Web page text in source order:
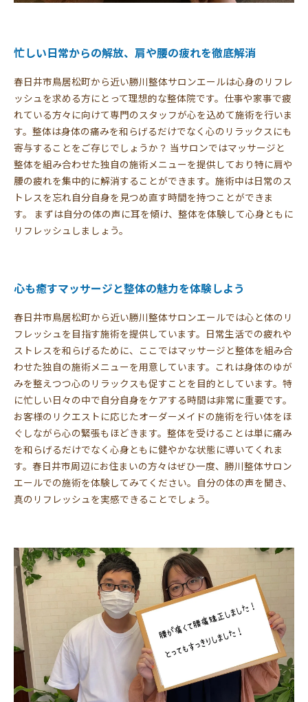
忙しい日常からの解放、肩や腰の疲れを徹底解消
春日井市鳥居松町から近い勝川整体サロンエールは心身のリフレ
ッシュを求める方にとって理想的な整体院です。仕事や家事で疲
れている方々に向けて専門のスタッフが心を込めて施術を行いま
す。整体は身体の痛みを和らげるだけでなく心のリラックスにも
寄与することをご存じでしょうか？ 当サロンではマッサージと
整体を組み合わせた独自の施術メニューを提供しており特に肩や
腰の疲れを集中的に解消することができます。施術中は日常のス
トレスを忘れ自分自身を見つめ直す時間を持つことができま
す。 まずは自分の体の声に耳を傾け、整体を体験して心身ともに
リフレッシュしましょう。
心も癒すマッサージと整体の魅力を体験しよう
春日井市鳥居松町から近い勝川整体サロンエールでは心と体のリ
フレッシュを目指す施術を提供しています。日常生活での疲れや
ストレスを和らげるために、ここではマッサージと整体を組み合
わせた独自の施術メニューを用意しています。これは身体のゆが
みを整えつつ心のリラックスも促すことを目的としています。特
に忙しい日々の中で自分自身をケアする時間は非常に重要です。
お客様のリクエストに応じたオーダーメイドの施術を行い体をほ
ぐしながら心の緊張もほどきます。整体を受けることは単に痛み
を和らげるだけでなく心身ともに健やかな状態に導いてくれま
す。春日井市周辺にお住まいの方々はぜひ一度、勝川整体サロン
エールでの施術を体験してみてください。自分の体の声を聞き、
真のリフレッシュを実感できることでしょう。